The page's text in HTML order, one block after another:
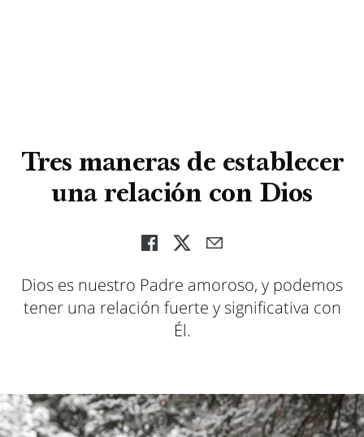
Tres maneras de establecer
una relación con Dios
Dios es nuestro Padre amoroso, y podemos
tener una relación fuerte y significativa con
Él.